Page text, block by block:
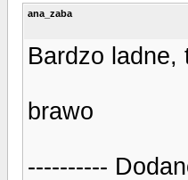
ana_zaba
Bardzo
brawo
----------